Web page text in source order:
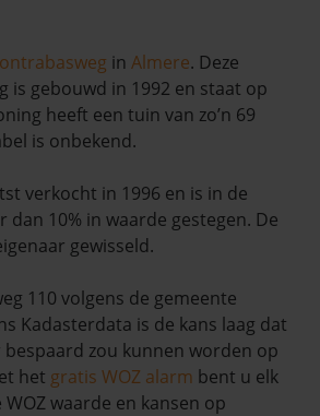
in Almere. Deze
is gebouwd in 1992 en staat op
heeft een tuin van zo’n 69
is onbekend.
verkocht in 1996 en is in de
10% in waarde gestegen. De
gewisseld.
110 volgens de gemeente
Kadasterdata is de kans laag dat
zou kunnen worden op
het gratis WOZ alarm bent u elk
waarde en kansen op